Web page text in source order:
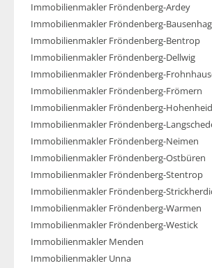
Immobilienmakler Fröndenberg-Ardey
Immobilienmakler Fröndenberg-
Immobilienmakler Fröndenberg-Bentrop
Immobilienmakler Fröndenberg-Dellwig
Immobilienmakler Fröndenberg-
Immobilienmakler Fröndenberg-Frömern
Immobilienmakler Fröndenberg-
Immobilienmakler Fröndenberg-
Immobilienmakler Fröndenberg-Neimen
Immobilienmakler Fröndenberg-Ostbüren
Immobilienmakler Fröndenberg-Stentrop
Immobilienmakler Fröndenberg-
Immobilienmakler Fröndenberg-Warmen
Immobilienmakler Fröndenberg-Westick
Immobilienmakler Menden
Immobilienmakler Unna